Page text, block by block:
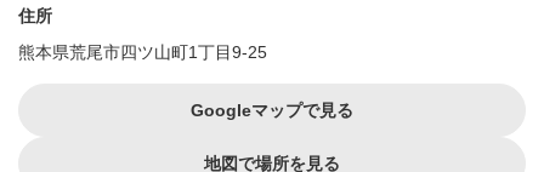
住所
熊本県荒尾市四ツ山町1丁目9-25
Googleマップで見る
地図で場所を見る